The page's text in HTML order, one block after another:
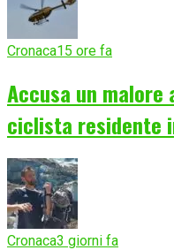
Cronaca15 ore fa
Accusa un malore
ciclista residente
Cronaca3 giorni fa